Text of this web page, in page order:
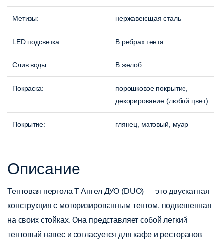
Метизы: нержавеющая сталь
LED подсветка: В ребрах тента
Слив воды: В желоб
Покраска:
порошковое покрытие,
декорирование (любой цвет)
Покрытие: глянец, матовый, муар
Описание
Тентовая пергола Т Ангел ДУО (DUO) — это двускатная
конструкция с моторизированным тентом, подвешенная
на своих стойках. Она представляет собой легкий
тентовый навес и согласуется для кафе и ресторанов